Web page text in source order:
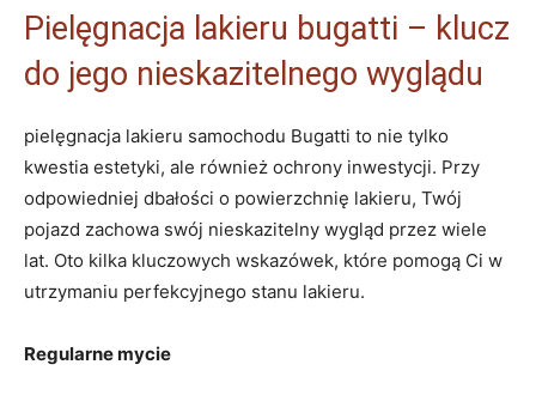
Pielęgnacja lakieru bugatti – klucz
do jego nieskazitelnego wyglądu
pielęgnacja lakieru samochodu Bugatti to nie tylko
kwestia estetyki, ale również ochrony inwestycji. Przy
odpowiedniej dbałości o powierzchnię lakieru, Twój
pojazd zachowa swój nieskazitelny wygląd przez wiele
lat. Oto kilka kluczowych wskazówek, które pomogą Ci w
utrzymaniu perfekcyjnego stanu lakieru.
Regularne mycie